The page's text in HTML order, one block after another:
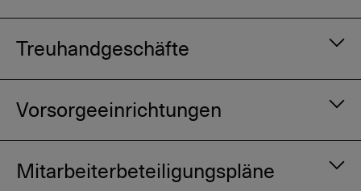
Treuhandgeschäfte
Vorsorgeeinrichtungen
Mitarbeiterbeteiligungspläne